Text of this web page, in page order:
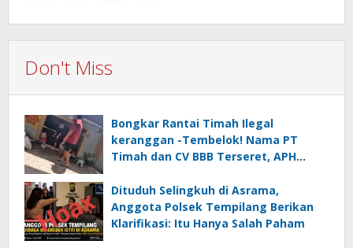
Don't Miss
Bongkar Rantai Timah Ilegal
keranggan -Tembelok! Nama PT
Timah dan CV BBB Terseret, APH
Dituduh Selingkuh di Asrama,
Anggota Polsek Tempilang Berikan
Klarifikasi: Itu Hanya Salah Paham